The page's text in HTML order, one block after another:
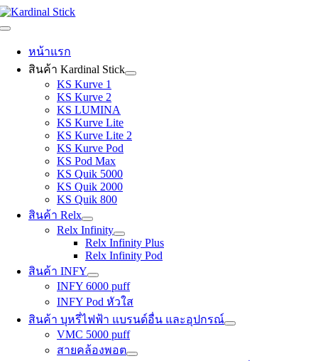
Skip
to
Toggle
Navigation
หน้าแรก
สินค้า Kardinal Stick
KS Kurve 1
KS Kurve 2
KS LUMINA
KS Kurve Lite
KS Kurve Lite 2
KS Kurve Pod
KS Pod Max
KS Quik 5000
KS Quik 2000
KS Quik 800
สินค้า Relx
Relx Infinity
Relx Infinity Plus
Relx Infinity Pod
สินค้า INFY
INFY 6000 puff
INFY Pod หัวใส
สินค้า บุหรี่ไฟฟ้า แบรนด์อื่น และอุปกรณ์
VMC 5000 puff
สายคล้องพอต